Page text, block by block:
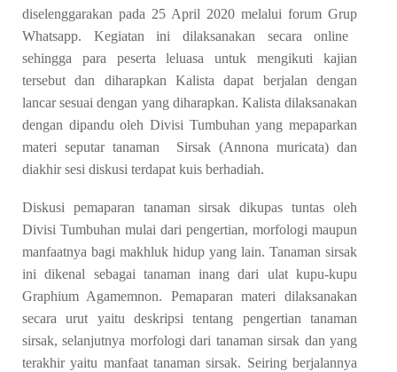
diselenggarakan pada 25 April 2020 melalui forum Grup
Whatsapp. Kegiatan ini dilaksanakan secara online
sehingga para peserta leluasa untuk mengikuti kajian
tersebut dan diharapkan Kalista dapat berjalan dengan
lancar sesuai dengan yang diharapkan. Kalista dilaksanakan
dengan dipandu oleh Divisi Tumbuhan yang mepaparkan
materi seputar tanaman Sirsak (Annona muricata)dan
diakhir sesi diskusi terdapat kuis berhadiah.
Diskusi pemaparan tanaman sirsak dikupas tuntas oleh
Divisi Tumbuhan mulai dari pengertian, morfologi maupun
manfaatnya bagi makhluk hidup yang lain. Tanaman sirsak
ini dikenal sebagai tanaman inang dari ulat kupu-kupu
Graphium Agamemnon. Pemaparan materi dilaksanakan
secara urut yaitu deskripsi tentang pengertian tanaman
sirsak, selanjutnya morfologi dari tanaman sirsak dan yang
terakhir yaitu manfaat tanaman sirsak. Seiring berjalannya